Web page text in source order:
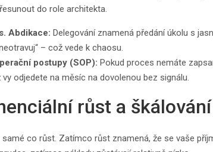
do role architekta.
Abdikace: Delegování znamená předání úkolu s
– což vede k chaosu.
postupy (SOP): Pokud proces nemáte
vy odjedete na měsíc na dovolenou bez signálu.
růst a škálování
co růst. Zatímco růst znamená, že se vaše